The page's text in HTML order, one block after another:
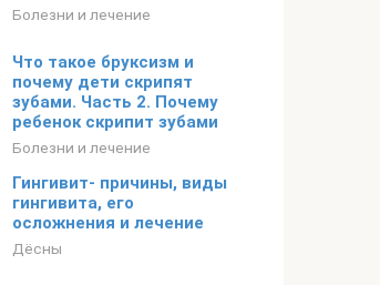
Болезни и лечение
Что такое бруксизм и
почему дети скрипят
зубами. Часть 2. Почему
ребенок скрипит зубами
Болезни и лечение
Гингивит- причины, виды
гингивита, его
осложнения и лечение
Дёсны